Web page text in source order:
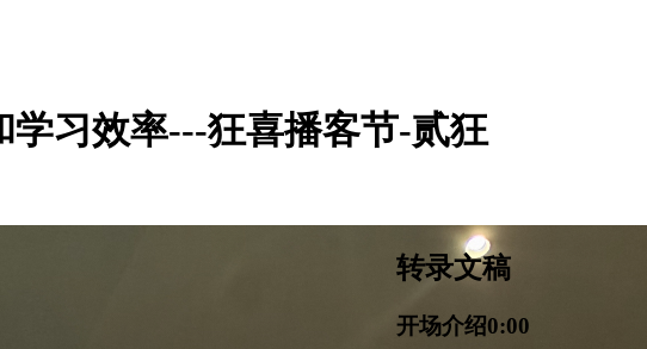
习效率---狂喜播客节-贰狂
转录文稿
开场介绍0:00